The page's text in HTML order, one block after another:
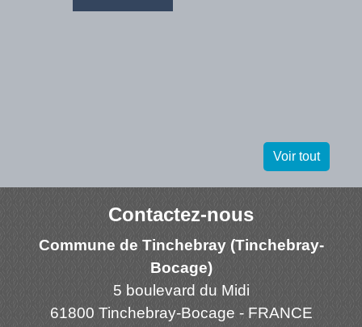
Voir tout
Contactez-nous
Commune de Tinchebray (Tinchebray-
Bocage)
5 boulevard du Midi
61800 Tinchebray-Bocage - FRANCE